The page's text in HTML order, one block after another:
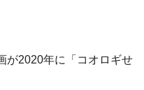
が2020年に「コオロギせ